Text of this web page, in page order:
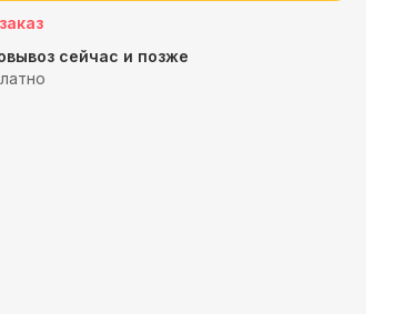
сейчас и позже